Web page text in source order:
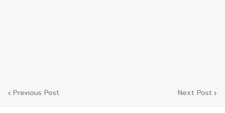
Previous Post Next Post